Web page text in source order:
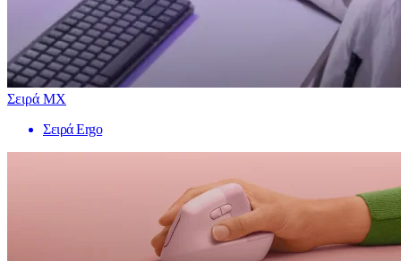
Σειρά MX
Σειρά Ergo